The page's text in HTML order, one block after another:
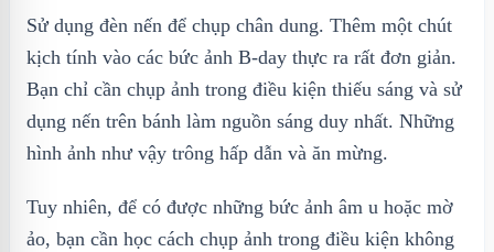
Sử dụng đèn nến để chụp chân dung. Thêm một chút
kịch tính vào các bức ảnh B-day thực ra rất đơn giản.
Bạn chỉ cần chụp ảnh trong điều kiện thiếu sáng và sử
dụng nến trên bánh làm nguồn sáng duy nhất. Những
hình ảnh như vậy trông hấp dẫn và ăn mừng.
Tuy nhiên, để có được những bức ảnh âm u hoặc mờ
ảo, bạn cần học cách chụp ảnh trong điều kiện không